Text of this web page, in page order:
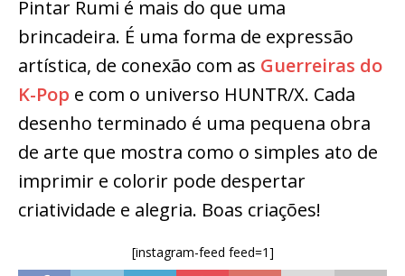
Pintar Rumi é mais do que uma
brincadeira. É uma forma de expressão
artística, de conexão com as Guerreiras do
K-Pop e com o universo HUNTR/X. Cada
desenho terminado é uma pequena obra
de arte que mostra como o simples ato de
imprimir e colorir pode despertar
criatividade e alegria. Boas criações!
[instagram-feed feed=1]